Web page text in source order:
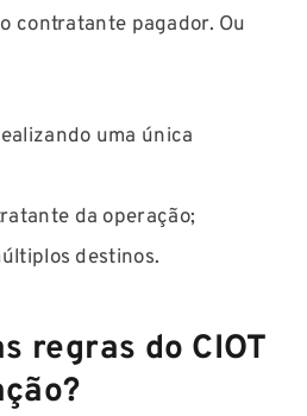
contratante pagador. Ou
uma única
da operação;
destinos.
regras do CIOT